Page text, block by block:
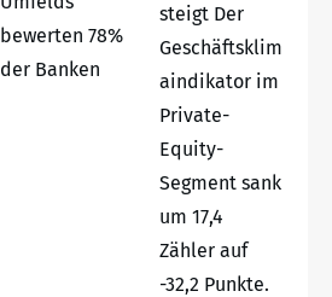
bewerten 78%
der Banken
steigt Der
Geschäftsklim
aindikator im
Private-
Equity-
Segment sank
um 17,4
Zähler auf
-32,2 Punkte.